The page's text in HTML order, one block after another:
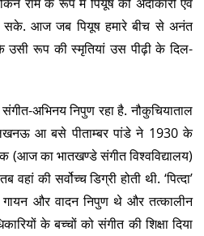
सके. आज जब पियूष हमारे बीच से अनंत
उसी रूप की स्मृतियां उस पीढ़ी के दिल-
संगीत-अभिनय निपुण रहा है. नौकुचियाताल
आ बसे पीताम्बर पांडे ने 1930 के
का भातखण्डे संगीत विश्वविद्यालय)
की सर्वोच्च डिग्री होती थी. ‘पित्दा’
गायन और वादन निपुण थे और तत्कालीन
के बच्चों को संगीत की शिक्षा दिया